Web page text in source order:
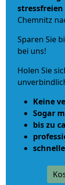
stressfreien
Chemnitz
Sparen Sie
bei uns!
Holen Sie
Keine
Sogar
bis zu